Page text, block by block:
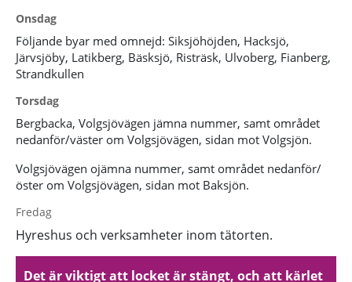
Onsdag
Följande byar med omnejd: Siksjöhöjden, Hacksjö,
Järvsjöby, Latikberg, Bäsksjö, Risträsk, Ulvoberg, Fianberg,
Strandkullen
Torsdag
Bergbacka, Volgsjövägen jämna nummer, samt området
nedanför/väster om Volgsjövägen, sidan mot Volgsjön.
Volgsjövägen ojämna nummer, samt området nedanför/
öster om Volgsjövägen, sidan mot Baksjön.
Fredag
Hyreshus och verksamheter inom tätorten.
Det är viktigt att locket är stängt, och att kärlet